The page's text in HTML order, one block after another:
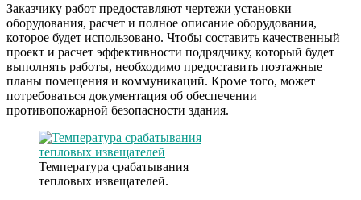
Заказчику работ предоставляют чертежи установки
оборудования, расчет и полное описание оборудования,
которое будет использовано. Чтобы составить качественный
проект и расчет эффективности подрядчику, который будет
выполнять работы, необходимо предоставить поэтажные
планы помещения и коммуникаций. Кроме того, может
потребоваться документация об обеспечении
противопожарной безопасности здания.
Температура срабатывания
тепловых извещателей.